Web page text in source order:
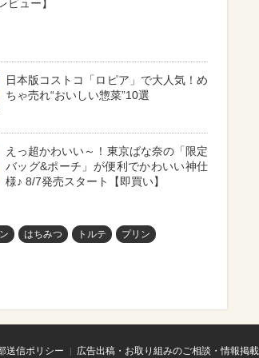
ビュー】
日本版コストコ「ロピア」で大人気！め
ちゃ売れ“おいしい惣菜”10選
えっ超かわいい～！東京ばな奈の「限定
バッグ&ポーチ」が便利でかわいい神仕
様♪ 8/7発売スタート【即買い】
はちみつ トルテ プリン
送信ポリシー 広告出稿・お取り組みのご相談・情報掲